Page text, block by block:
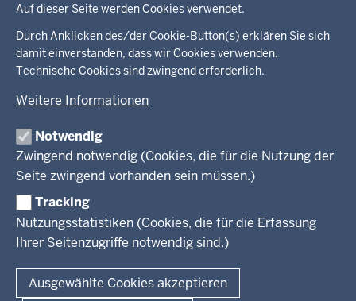
Auf dieser Seite werden Cookies verwendet.
Durch Anklicken des/der Cookie-Button(s) erklären Sie sich
damit einverstanden, dass wir Cookies verwenden.
Technische Cookies sind zwingend erforderlich.
Weitere Informationen
Notwendig
Zwingend notwendig (Cookies, die für die Nutzung der
Seite zwingend vorhanden sein müssen.)
Tracking
Nutzungsstatistiken (Cookies, die für die Erfassung
Ihrer Seitenzugriffe notwendig sind.)
Ausgewählte Cookies akzeptieren
Menü
in
der
Fußzeile
Startseite
Ministerium
Leitung des Hauses
Organisation
Arbeitgeber Ministerium
Rechtsgrundlagen
Kultur
Wissenschaft, Forschung, Lehre und Studium
Presse
Service
Kontakt
Fußzeile
Datenschutz Erklärung zur Barrierefreiheit